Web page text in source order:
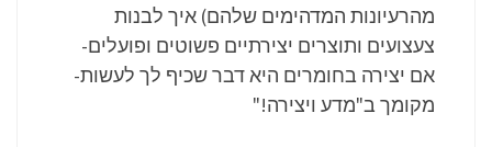
מהרעיונות המדהימים שלהם) איך לבנות
צעצועים ותוצרים יצירתיים פשוטים ופועלים-
אם יצירה בחומרים היא דבר שכיף לך לעשות-
מקומך ב"מדע ויצירה!"